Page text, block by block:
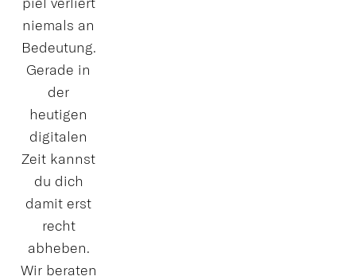
niemals an
Bedeutung.
Gerade in
der
heutigen
digitalen
Zeit kannst
du dich
damit erst
recht
abheben.
Wir beraten